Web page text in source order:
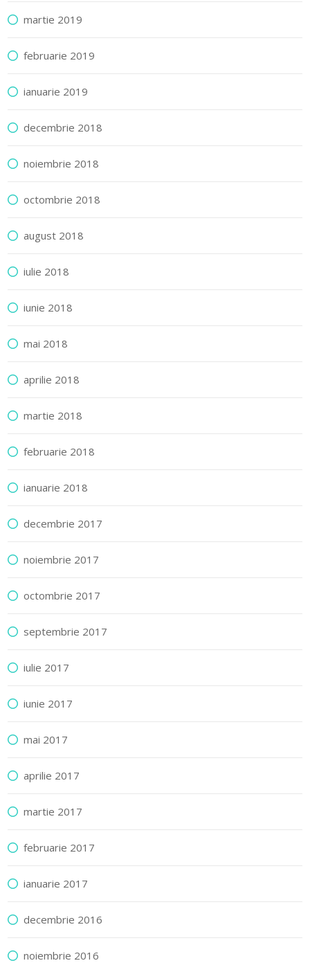
martie 2019
februarie 2019
ianuarie 2019
decembrie 2018
noiembrie 2018
octombrie 2018
august 2018
iulie 2018
iunie 2018
mai 2018
aprilie 2018
martie 2018
februarie 2018
ianuarie 2018
decembrie 2017
noiembrie 2017
octombrie 2017
septembrie 2017
iulie 2017
iunie 2017
mai 2017
aprilie 2017
martie 2017
februarie 2017
ianuarie 2017
decembrie 2016
noiembrie 2016